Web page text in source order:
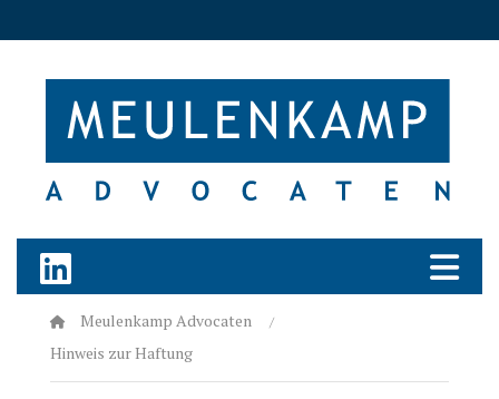
Meulenkamp Advocaten
Hinweis zur Haftung